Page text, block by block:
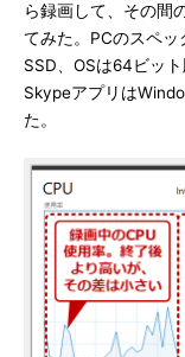
ら録画して、その間
てみた。PCのスペ
SSD、OSは64ビッ
Skypeアプリは
た。